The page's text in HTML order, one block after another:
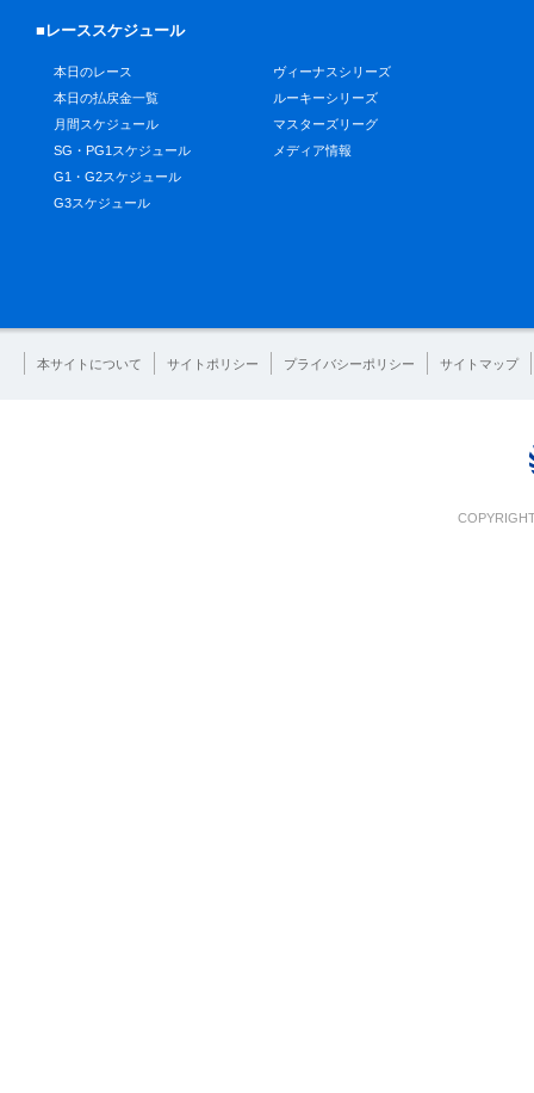
■レーススケジュール
本日のレース
本日の払戻金一覧
月間スケジュール
SG・PG1スケジュール
G1・G2スケジュール
G3スケジュール
ヴィーナスシリーズ
ルーキーシリーズ
マスターズリーグ
メディア情報
本サイトについて サイトポリシー プライバシーポリシー サイトマップ